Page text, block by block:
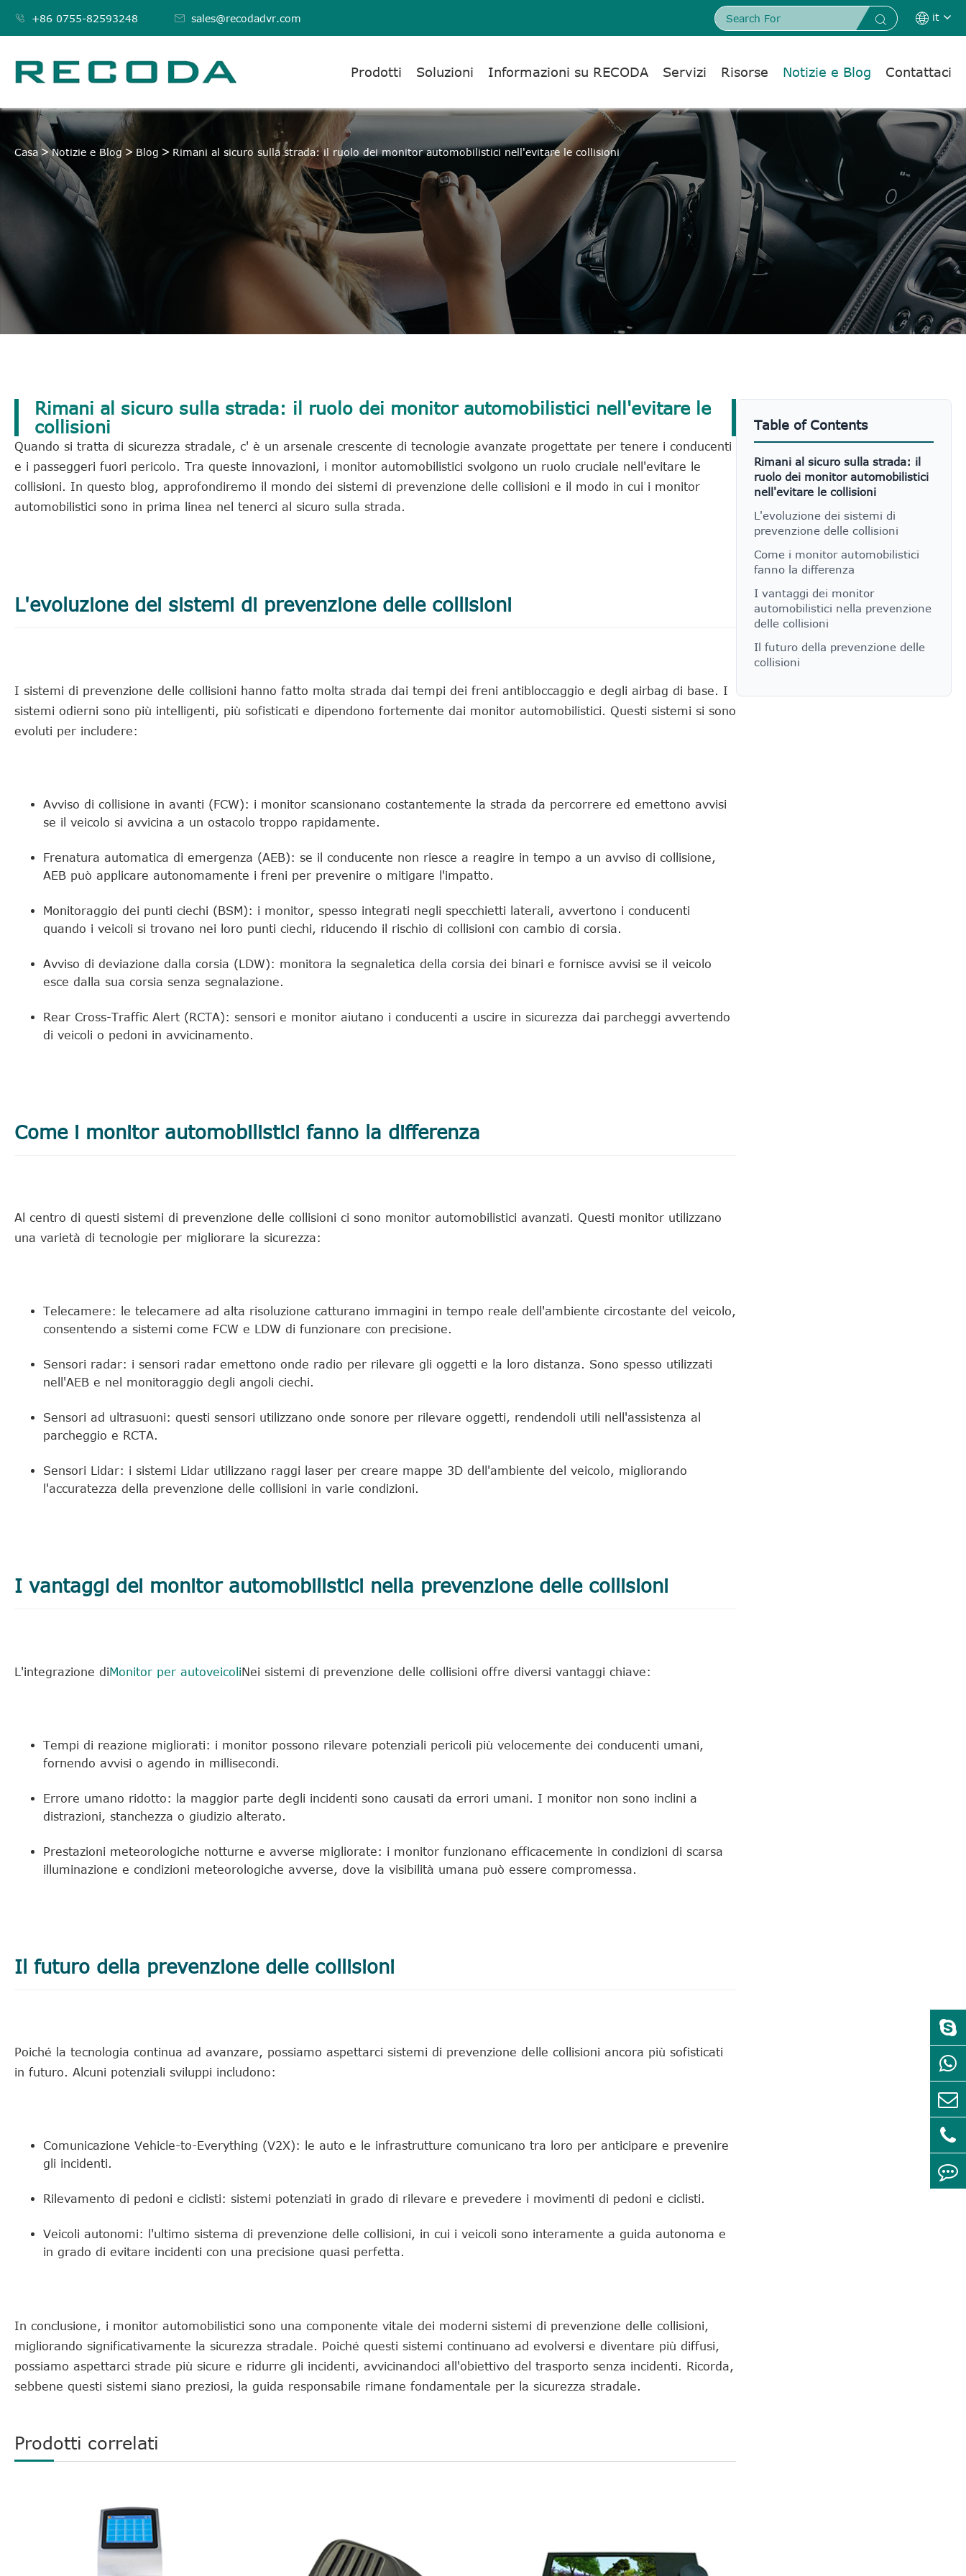
 +86 0755-82593248  sales@recodadvr.com   it
Prodotti Soluzioni Informazioni su RECODA Servizi Risorse Notizie e Blog Contattaci
Casa Notizie e Blog Blog Rimani al sicuro sulla strada: il ruolo dei monitor automobilistici nell'evitare le collisioni
Rimani al sicuro sulla strada: il ruolo dei monitor automobilistici nell'evitare le
collisioni
Quando si tratta di sicurezza stradale, c' è un arsenale crescente di tecnologie avanzate progettate per tenere i conducenti
e i passeggeri fuori pericolo. Tra queste innovazioni, i monitor automobilistici svolgono un ruolo cruciale nell'evitare le
collisioni. In questo blog, approfondiremo il mondo dei sistemi di prevenzione delle collisioni e il modo in cui i monitor
automobilistici sono in prima linea nel tenerci al sicuro sulla strada.
L'evoluzione dei sistemi di prevenzione delle collisioni
I sistemi di prevenzione delle collisioni hanno fatto molta strada dai tempi dei freni antibloccaggio e degli airbag di base. I
sistemi odierni sono più intelligenti, più sofisticati e dipendono fortemente dai monitor automobilistici. Questi sistemi si sono
evoluti per includere:
Avviso di collisione in avanti (FCW): i monitor scansionano costantemente la strada da percorrere ed emettono avvisi
se il veicolo si avvicina a un ostacolo troppo rapidamente.
Frenatura automatica di emergenza (AEB): se il conducente non riesce a reagire in tempo a un avviso di collisione,
AEB può applicare autonomamente i freni per prevenire o mitigare l'impatto.
Monitoraggio dei punti ciechi (BSM): i monitor, spesso integrati negli specchietti laterali, avvertono i conducenti
quando i veicoli si trovano nei loro punti ciechi, riducendo il rischio di collisioni con cambio di corsia.
Avviso di deviazione dalla corsia (LDW): monitora la segnaletica della corsia dei binari e fornisce avvisi se il veicolo
esce dalla sua corsia senza segnalazione.
Rear Cross-Traffic Alert (RCTA): sensori e monitor aiutano i conducenti a uscire in sicurezza dai parcheggi avvertendo
di veicoli o pedoni in avvicinamento.
Come i monitor automobilistici fanno la differenza
Al centro di questi sistemi di prevenzione delle collisioni ci sono monitor automobilistici avanzati. Questi monitor utilizzano
una varietà di tecnologie per migliorare la sicurezza:
Telecamere: le telecamere ad alta risoluzione catturano immagini in tempo reale dell'ambiente circostante del veicolo,
consentendo a sistemi come FCW e LDW di funzionare con precisione.
Sensori radar: i sensori radar emettono onde radio per rilevare gli oggetti e la loro distanza. Sono spesso utilizzati
nell'AEB e nel monitoraggio degli angoli ciechi.
Sensori ad ultrasuoni: questi sensori utilizzano onde sonore per rilevare oggetti, rendendoli utili nell'assistenza al
parcheggio e RCTA.
Sensori Lidar: i sistemi Lidar utilizzano raggi laser per creare mappe 3D dell'ambiente del veicolo, migliorando
l'accuratezza della prevenzione delle collisioni in varie condizioni.
I vantaggi dei monitor automobilistici nella prevenzione delle collisioni
L'integrazione diMonitor per autoveicoliNei sistemi di prevenzione delle collisioni offre diversi vantaggi chiave:
Tempi di reazione migliorati: i monitor possono rilevare potenziali pericoli più velocemente dei conducenti umani,
fornendo avvisi o agendo in millisecondi.
Errore umano ridotto: la maggior parte degli incidenti sono causati da errori umani. I monitor non sono inclini a
distrazioni, stanchezza o giudizio alterato.
Prestazioni meteorologiche notturne e avverse migliorate: i monitor funzionano efficacemente in condizioni di scarsa
illuminazione e condizioni meteorologiche avverse, dove la visibilità umana può essere compromessa.
Il futuro della prevenzione delle collisioni
Poiché la tecnologia continua ad avanzare, possiamo aspettarci sistemi di prevenzione delle collisioni ancora più sofisticati
in futuro. Alcuni potenziali sviluppi includono:
Comunicazione Vehicle-to-Everything (V2X): le auto e le infrastrutture comunicano tra loro per anticipare e prevenire
gli incidenti.
Rilevamento di pedoni e ciclisti: sistemi potenziati in grado di rilevare e prevedere i movimenti di pedoni e ciclisti.
Veicoli autonomi: l'ultimo sistema di prevenzione delle collisioni, in cui i veicoli sono interamente a guida autonoma e
in grado di evitare incidenti con una precisione quasi perfetta.
In conclusione, i monitor automobilistici sono una componente vitale dei moderni sistemi di prevenzione delle collisioni,
migliorando significativamente la sicurezza stradale. Poiché questi sistemi continuano ad evolversi e diventare più diffusi,
possiamo aspettarci strade più sicure e ridurre gli incidenti, avvicinandoci all'obiettivo del trasporto senza incidenti. Ricorda,
sebbene questi sistemi siano preziosi, la guida responsabile rimane fondamentale per la sicurezza stradale.
Prodotti correlati
Table of Contents
Rimani al sicuro sulla strada: il
ruolo dei monitor automobilistici
nell'evitare le collisioni
L'evoluzione dei sistemi di
prevenzione delle collisioni
Come i monitor automobilistici
fanno la differenza
I vantaggi dei monitor
automobilistici nella prevenzione
delle collisioni
Il futuro della prevenzione delle
collisioni